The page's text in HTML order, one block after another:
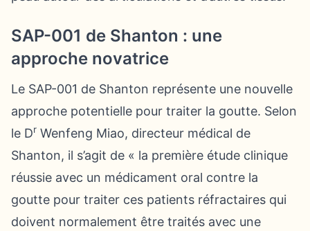
SAP-001 de Shanton : une
approche novatrice
Le SAP-001 de Shanton représente une nouvelle
approche potentielle pour traiter la goutte. Selon
le Dr Wenfeng Miao, directeur médical de
Shanton, il s’agit de « la première étude clinique
réussie avec un médicament oral contre la
goutte pour traiter ces patients réfractaires qui
doivent normalement être traités avec une